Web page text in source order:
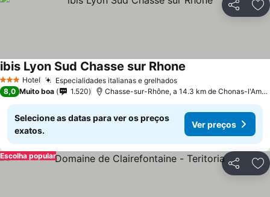
Partilhar
3 EstrelasHotel Especialidades italianas e grelhadosVer preços
ibis Lyon Sud Chasse sur Rhone
8,0 Muito boa 1.520 Chasse-sur-Rhône, a 14.3 km de Chonas-
Selecione as datas para ver os preços
exatos.
Ver preços
Partilhar
Escolha popular